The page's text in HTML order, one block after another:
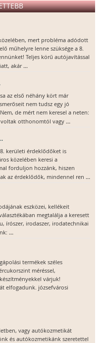
mert probléma adódott
műhelyre lenne szüksége a 8.
Teljes körű autójavítással
akár ...
az első néhány kört már
nem tudsz egy jó
de mért nem keresel a neten:
voltak otthonomtól vagy ...
kerületi érdeklődőket is
közelében keresi a
forduljon hozzánk, hiszen
az érdeklődők, mindennel ren ...
eszközei, kellékeit
megtalálja a keresett
írószer, irodaszer, irodatechnikai
...
termékek széles
méréssel,
várjuk!
elfogadunk. józsefvárosi
vagy autókozmetikát
és autókozmetikánk szeretettel